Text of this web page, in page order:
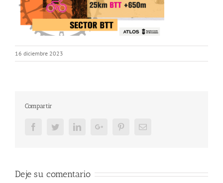
16 diciembre 2023
Compartir
FacebookTwitterLinkedInGoogle+ PinterestEmail
Deje su comentario